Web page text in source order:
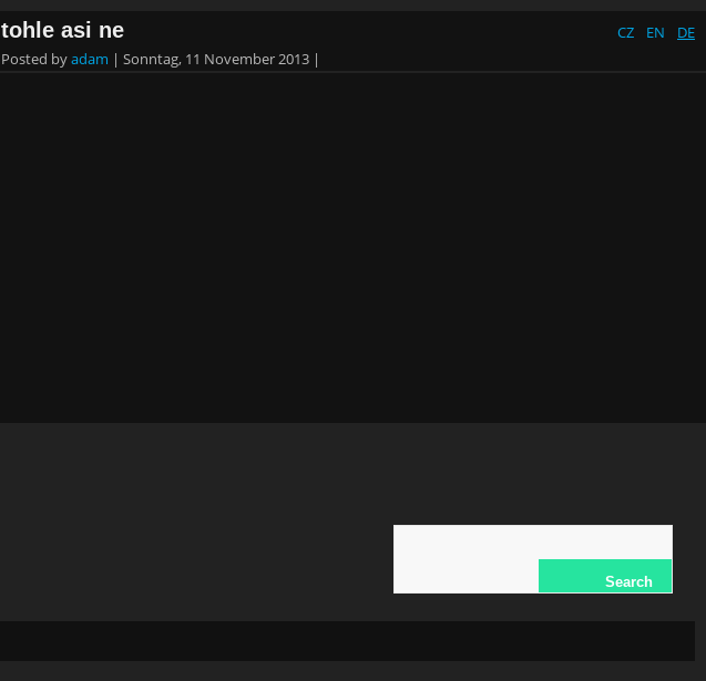
CZ EN DE
tohle asi ne
Posted byadam | Sonntag, 11 November 2013 |